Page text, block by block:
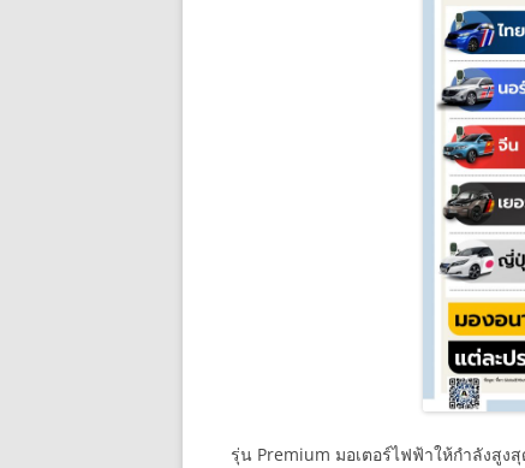
รุ่น Premium มอเตอร์ไฟฟ้าให้กำลังสู